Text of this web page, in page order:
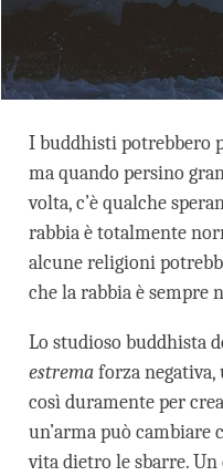
I buddhisti potrebbero
ma quando persino
volta, c’è qualche
rabbia è totalmente
alcune religioni
che la rabbia è sempre
Lo studioso buddhista
estremaforza
così duramente per
un’arma può
vita dietro le sbarre.